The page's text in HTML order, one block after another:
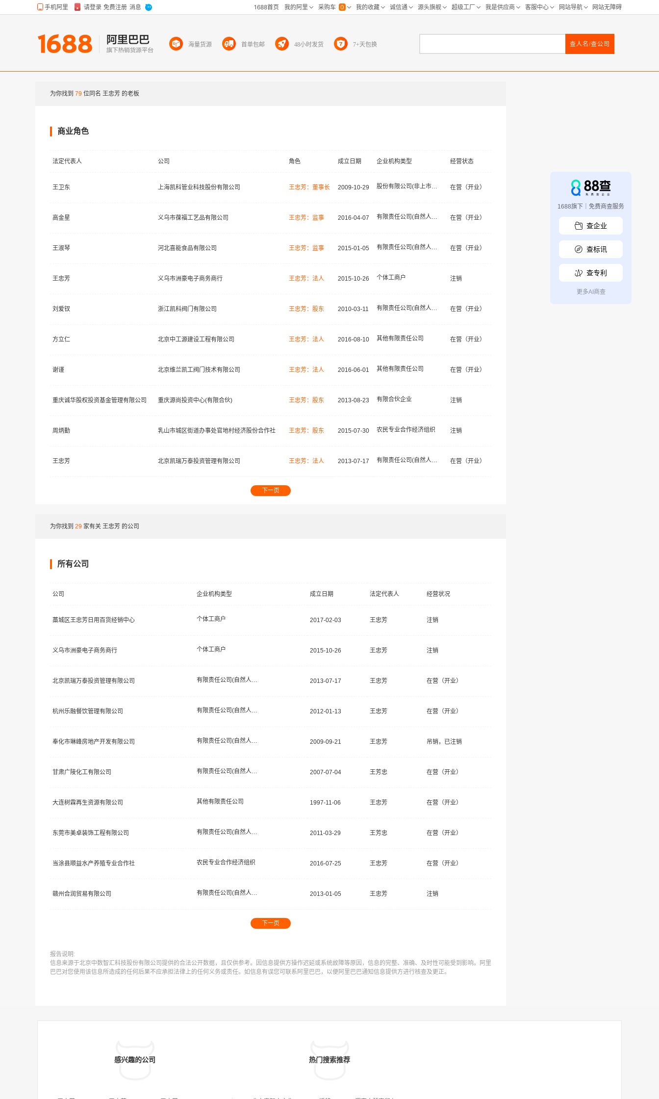
海量货源 首单包邮 48小时发货 7+天包换 查人名/查公司
为你找到 79 位同名 王忠芳 的老板
商业角色
法定代表人 公司 角色 成立日期 企业机构类型 经营状态
王卫东 上海凯科管业科技股份有限公司 王忠芳：董事长 2009-10-29 股份有限公司(非上市、自然人投资或控股) 在营（开业）
高金星 义乌市葆福工艺品有限公司 王忠芳：监事 2016-04-07 有限责任公司(自然人独资) 在营（开业）
王淑琴 河北喜能食品有限公司 王忠芳：监事 2015-01-05 有限责任公司(自然人投资或控股) 在营（开业）
王忠芳 义乌市洲豪电子商务商行 王忠芳：法人 2015-10-26 个体工商户 注销
刘爱钗 浙江凯科阀门有限公司 王忠芳：股东 2010-03-11 有限责任公司(自然人投资或控股) 在营（开业）
方立仁 北京中工源建设工程有限公司 王忠芳：法人 2016-08-10 其他有限责任公司 在营（开业）
谢谨 北京维兰凯工阀门技术有限公司 王忠芳：法人 2016-06-01 其他有限责任公司 在营（开业）
重庆诚华股权投资基金管理有限公司 重庆源尚投资中心(有限合伙) 王忠芳：股东 2013-08-23 有限合伙企业 注销
周炳勤 乳山市城区街道办事处官地村经济股份合作社 王忠芳：股东 2015-07-30 农民专业合作经济组织 注销
王忠芳 北京凯瑞万泰投资管理有限公司 王忠芳：法人 2013-07-17 有限责任公司(自然人投资或控股) 在营（开业）
下一页
为你找到 29 家有关 王忠芳 的公司
所有公司
公司 企业机构类型 成立日期 法定代表人 经营状况
藁城区王忠芳日用百货经销中心 个体工商户 2017-02-03 王忠芳 注销
义乌市洲豪电子商务商行 个体工商户 2015-10-26 王忠芳 注销
北京凯瑞万泰投资管理有限公司 有限责任公司(自然人投资或控股) 2013-07-17 王忠芳 在营（开业）
杭州乐融餐饮管理有限公司 有限责任公司(自然人投资或控股) 2012-01-13 王忠芳 在营（开业）
奉化市琳峰房地产开发有限公司 有限责任公司(自然人投资或控股) 2009-09-21 王忠芳 吊销，已注销
甘肃广陵化工有限公司 有限责任公司(自然人投资或控股) 2007-07-04 王芳忠 在营（开业）
大连树霖再生资源有限公司 其他有限责任公司 1997-11-06 王忠芳 在营（开业）
东莞市美卓装饰工程有限公司 有限责任公司(自然人投资或控股) 2011-03-29 王芳忠 在营（开业）
当涂县顺益水产养殖专业合作社 农民专业合作经济组织 2016-07-25 王忠芳 在营（开业）
赣州合润贸易有限公司 有限责任公司(自然人投资或控股) 2013-01-05 王忠芳 注销
下一页
报告说明:
信息来源于北京中数智汇科技股份有限公司提供的合法公开数据，且仅供参考。因信息提供方操作迟延或系统故障等原因，信息的完整、准确、及时性可能受到影响。阿里
巴巴对您使用该信息所造成的任何后果不应承担法律上的任何义务或责任。如信息有误您可联系阿里巴巴，以便阿里巴巴通知信息提供方进行核查及更正。
感兴趣的公司 热门搜索推荐
1688旗下｜免费商查服务
查企业
查标讯
查专利
更多AI商查